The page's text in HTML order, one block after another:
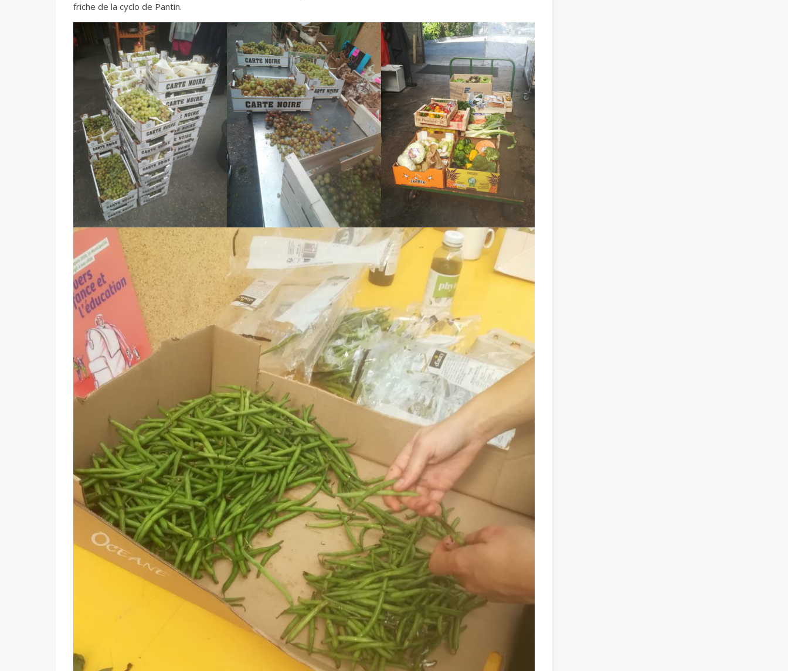
friche de la cyclo de Pantin.